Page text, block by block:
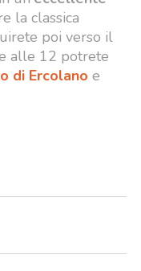
la classica
poi verso il
alle 12 potrete
di Ercolano e